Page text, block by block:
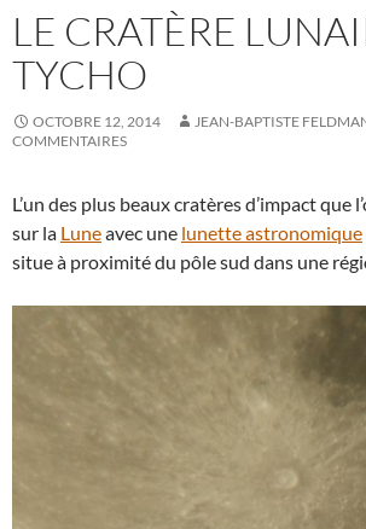
LE CRATÈRE
TYCHO
OCTOBRE 12, 2014 JEAN-BAPTISTE
COMMENTAIRES
L’un des plus beaux cratères d’impact que
sur la Luneavec une lunette astronomique
situe à proximité du pôle sud dans une